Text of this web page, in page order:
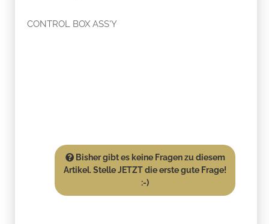
CONTROL BOX ASS'Y
Bisher gibt es keine Fragen zu diesem
Artikel. Stelle JETZT die erste gute Frage!
:-)